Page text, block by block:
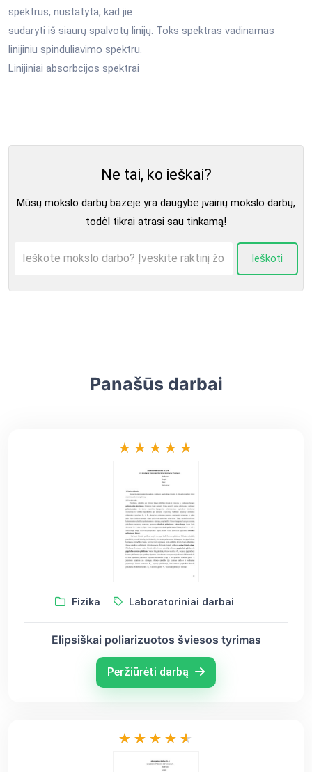
spektrus, nustatyta, kad jie
sudaryti iš siaurų spalvotų linijų. Toks spektras vadinamas
linijiniu spinduliavimo spektru.
Linijiniai absorbcijos spektrai
Ne tai, ko ieškai?
Mūsų mokslo darbų bazėje yra daugybė įvairių mokslo darbų,
todėl tikrai atrasi sau tinkamą!
Ieškoti
Panašūs darbai
Fizika Laboratoriniai darbai
Elipsiškai poliarizuotos šviesos tyrimas
Peržiūrėti darbą